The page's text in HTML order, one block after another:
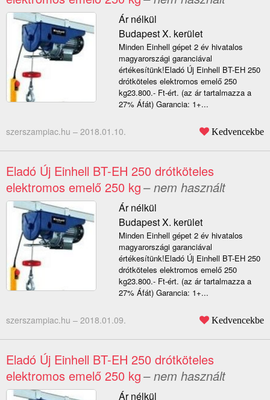
Ár nélkül
Budapest X. kerület
Minden Einhell gépet 2 év hivatalos
magyarországi garanciával
értékesítünk!Eladó Új Einhell BT-EH 250
drótköteles elektromos emelő 250
kg23.800.- Ft-ért. (az ár tartalmazza a
27% Áfát) Garancia: 1+...
szerszampiac.hu – 2018.01.10. Kedvencekbe
Eladó Új Einhell BT-EH 250 drótköteles
elektromos emelő 250 kg– nem használt
Ár nélkül
Budapest X. kerület
Minden Einhell gépet 2 év hivatalos
magyarországi garanciával
értékesítünk!Eladó Új Einhell BT-EH 250
drótköteles elektromos emelő 250
kg23.800.- Ft-ért. (az ár tartalmazza a
27% Áfát) Garancia: 1+...
szerszampiac.hu – 2018.01.09. Kedvencekbe
Eladó Új Einhell BT-EH 250 drótköteles
elektromos emelő 250 kg– nem használt
Ár nélkül